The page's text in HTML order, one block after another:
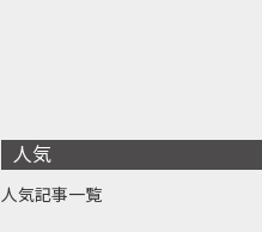
人気
人気記事一覧